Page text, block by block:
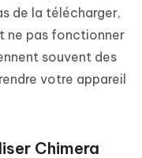
de la télécharger,
ne pas fonctionner
souvent des
votre appareil
Chimera